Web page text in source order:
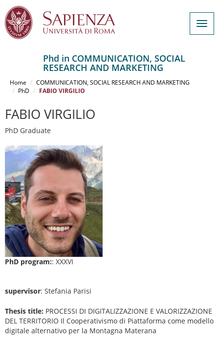
contenuto
Phd in COMMUNICATION, SOCIAL
RESEARCH AND MARKETING
Home
COMMUNICATION, SOCIAL RESEARCH AND MARKETING
PhD
FABIO VIRGILIO
FABIO VIRGILIO
PhD Graduate
PhD program:: XXXVI
supervisor: Stefania Parisi
Thesis title: PROCESSI DI DIGITALIZZAZIONE E VALORIZZAZIONE
DEL TERRITORIO Il Cooperativismo di Piattaforma come modello
digitale alternativo per la Montagna Materana